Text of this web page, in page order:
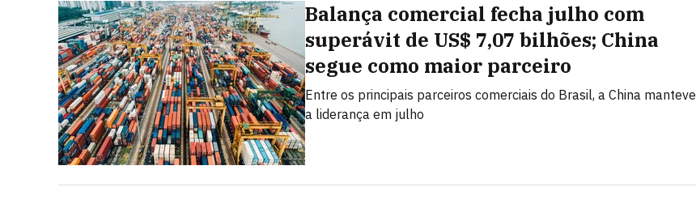
Balança comercial fecha julho com
superávit de US$ 7,07 bilhões; China
segue como maior parceiro
Entre os principais parceiros comerciais do Brasil, a China manteve
a liderança em julho